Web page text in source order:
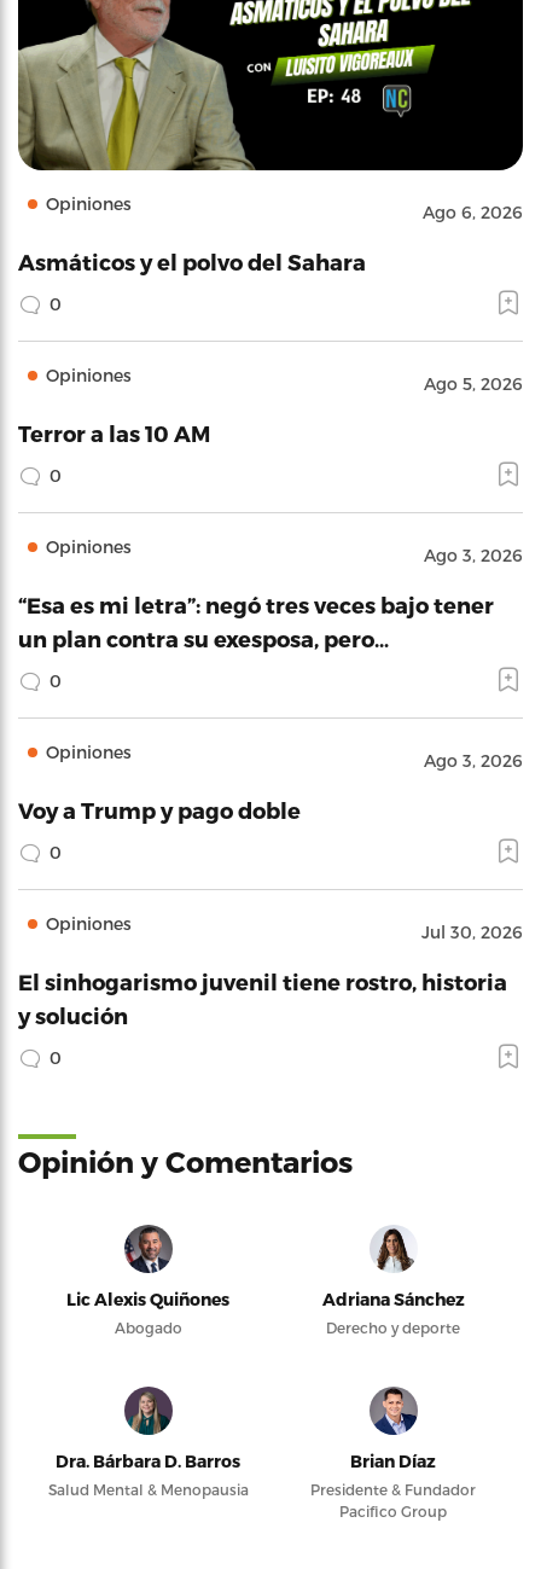
Opiniones Ago 6, 2026
Asmáticos y el polvo del Sahara
0
Opiniones Ago 5, 2026
Terror a las 10 AM
0
Opiniones Ago 3, 2026
“Esa es mi letra”: negó tres veces bajo tener
un plan contra su exesposa, pero…
0
Opiniones Ago 3, 2026
Voy a Trump y pago doble
0
Opiniones Jul 30, 2026
El sinhogarismo juvenil tiene rostro, historia
y solución
0
Opinión y Comentarios
Lic Alexis Quiñones
Abogado
Adriana Sánchez
Derecho y deporte
Dra. Bárbara D. Barros
Salud Mental & Menopausia
Brian Díaz
Presidente & Fundador
Pacifico Group